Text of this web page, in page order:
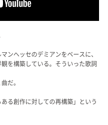
ンヘッセのデミアンをベースに、
を構築している。そういった歌詞
だ。
る創作に対しての再構築」という